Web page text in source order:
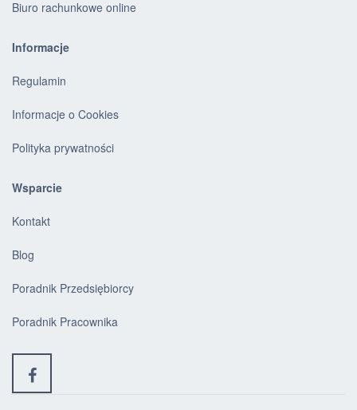
Biuro rachunkowe online
Informacje
Regulamin
Informacje o Cookies
Polityka prywatności
Wsparcie
Kontakt
Blog
Poradnik Przedsiębiorcy
Poradnik Pracownika